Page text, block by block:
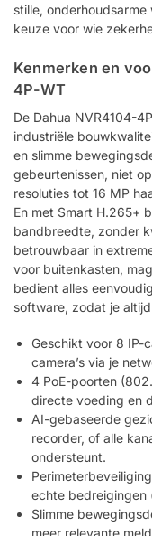
stille,
keuze voor wie
Kenmerken en
4P-WT
De Dahua NVR4104-
industriële
en slimme
gebeurtenissen, niet
resoluties tot 16 MP
En met Smart H.265+
bandbreedte, zonder
betrouwbaar in
voor buitenkasten,
bedient alles
software, zodat je
Geschikt voor 8 IP-
camera’s via je
4 PoE-poorten
directe voeding en
AI-gebaseerde
recorder, of alle
ondersteunt.
echte bedreigingen
Slimme